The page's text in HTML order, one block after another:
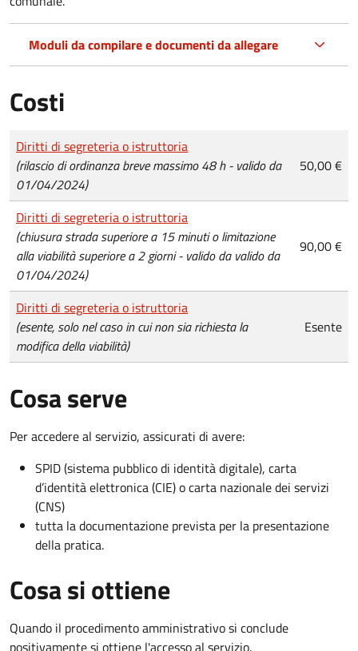
Moduli da compilare e documenti da allegare
Costi
Tipo di pagamento
Importo
Diritti di segreteria o istruttoria
(rilascio di ordinanza breve massimo 48 h - valido da
01/04/2024)
50,00 €
Diritti di segreteria o istruttoria
(chiusura strada superiore a 15 minuti o limitazione
alla viabilità superiore a 2 giorni - valido da valido da
01/04/2024)
90,00 €
Diritti di segreteria o istruttoria
(esente, solo nel caso in cui non sia richiesta la
modifica della viabilità)
Esente
Cosa serve
Per accedere al servizio, assicurati di avere:
SPID (sistema pubblico di identità digitale), carta
d’identità elettronica (CIE) o carta nazionale dei servizi
(CNS)
tutta la documentazione prevista per la presentazione
della pratica.
Cosa si ottiene
Quando il procedimento amministrativo si conclude
positivamente si ottiene l'accesso al servizio.